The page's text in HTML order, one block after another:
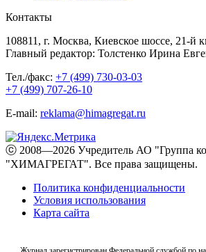
Контакты
108811, г. Москва, Киевское шоссе, 21-й
Главный редактор: Толстенко Ирина
Тел./факс: +7 (499) 730-03-03
+7 (499) 707-26-10
E-mail: reklama@himagregat.ru
ⓒ 2008—2026 Учредитель АО "Группа
"ХИМАГРЕГАТ". Все права защищены.
Политика конфиденциальности
Условия использования
Карта сайта